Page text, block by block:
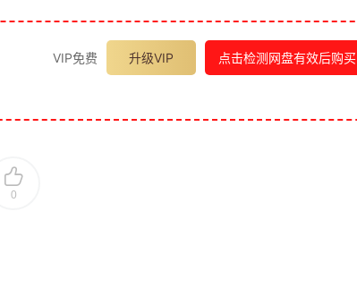
VIP免费 升级VIP 点击检测网盘有效后购买
0